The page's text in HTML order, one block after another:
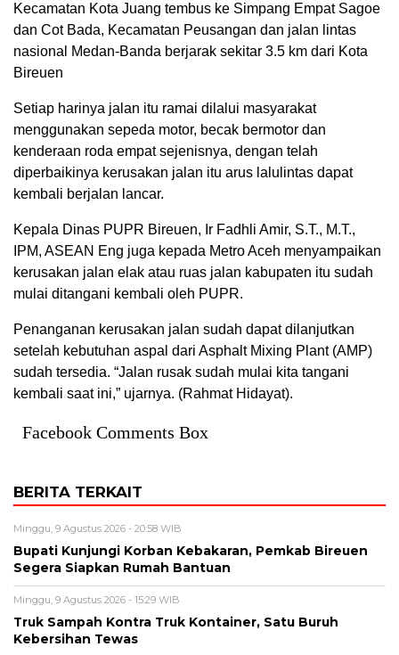
Kecamatan Kota Juang tembus ke Simpang Empat Sagoe
dan Cot Bada, Kecamatan Peusangan dan jalan lintas
nasional Medan-Banda berjarak sekitar 3.5 km dari Kota
Bireuen
Setiap harinya jalan itu ramai dilalui masyarakat
menggunakan sepeda motor, becak bermotor dan
kenderaan roda empat sejenisnya, dengan telah
diperbaikinya kerusakan jalan itu arus lalulintas dapat
kembali berjalan lancar.
Kepala Dinas PUPR Bireuen, Ir Fadhli Amir, S.T., M.T.,
IPM, ASEAN Eng juga kepada Metro Aceh menyampaikan
kerusakan jalan elak atau ruas jalan kabupaten itu sudah
mulai ditangani kembali oleh PUPR.
Penanganan kerusakan jalan sudah dapat dilanjutkan
setelah kebutuhan aspal dari Asphalt Mixing Plant (AMP)
sudah tersedia. “Jalan rusak sudah mulai kita tangani
kembali saat ini,” ujarnya. (Rahmat Hidayat).
Facebook Comments Box
BERITA TERKAIT
Minggu, 9 Agustus 2026 - 20:58 WIB
Bupati Kunjungi Korban Kebakaran, Pemkab Bireuen
Segera Siapkan Rumah Bantuan
Minggu, 9 Agustus 2026 - 15:29 WIB
Truk Sampah Kontra Truk Kontainer, Satu Buruh
Kebersihan Tewas